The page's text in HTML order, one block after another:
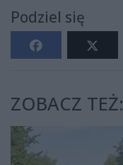
Podziel się
ZOBACZ TEŻ: